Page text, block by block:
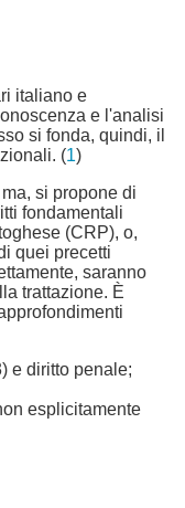
italiano e
e l'analisi
si fonda, quindi, il
(1)
si propone di
fondamentali
(CRP), o,
quei precetti
saranno
trattazione. È
e diritto penale;
esplicitamente